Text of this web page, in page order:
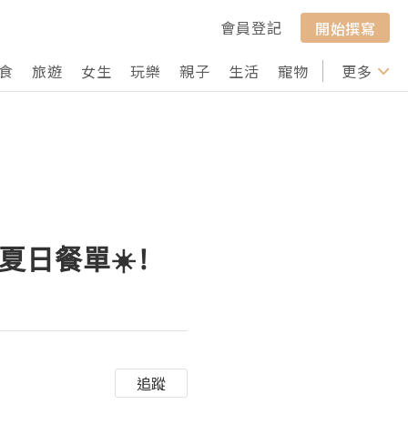
會員登記
開始撰寫
旅遊 女生 玩樂 親子 生活 寵物 行山 打卡
更多
日餐單☀️!
追蹤